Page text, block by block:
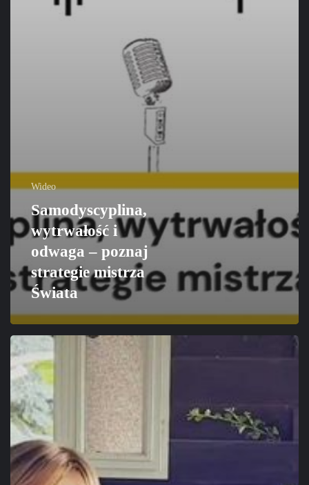
Wideo
Samodyscyplina,
wytrwałość i
odwaga – poznaj
strategie mistrza
Świata